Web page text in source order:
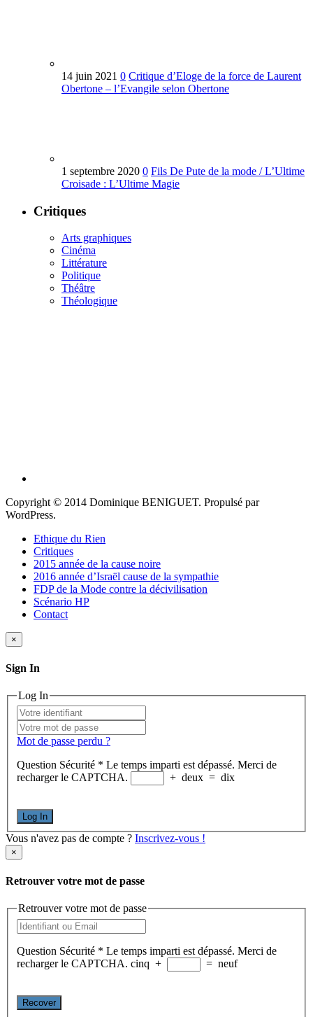
14 juin 2021 0 Critique d’Eloge de la force de Laurent
Obertone – l’Evangile selon Obertone
1 septembre 2020 0 Fils De Pute de la mode / L’Ultime
Croisade : L’Ultime Magie
Critiques
Arts graphiques
Cinéma
Littérature
Politique
Théâtre
Théologique
Copyright © 2014 Dominique BENIGUET. Propulsé par
WordPress.
Ethique du Rien
Critiques
2015 année de la cause noire
2016 année d’Israël cause de la sympathie
FDP de la Mode contre la décivilisation
Scénario HP
Contact
×
Sign In
Log In
Mot de passe perdu ?
Question Sécurité * Le temps imparti est dépassé. Merci de
recharger le CAPTCHA.
+ deux = dix
Log In
Vous n'avez pas de compte ? Inscrivez-vous !
×
Retrouver votre mot de passe
Retrouver votre mot de passe
Question Sécurité * Le temps imparti est dépassé. Merci de
recharger le CAPTCHA. cinq + = neuf
Recover